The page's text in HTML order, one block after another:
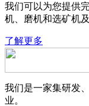
我们可以为您提供
机、磨机和选矿机
了解更多
我们是一家集研发
业。